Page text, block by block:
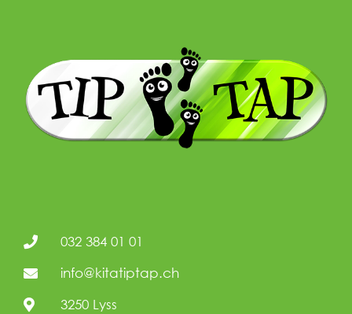
032 384 01 01
info@kitatiptap.ch
3250 Lyss